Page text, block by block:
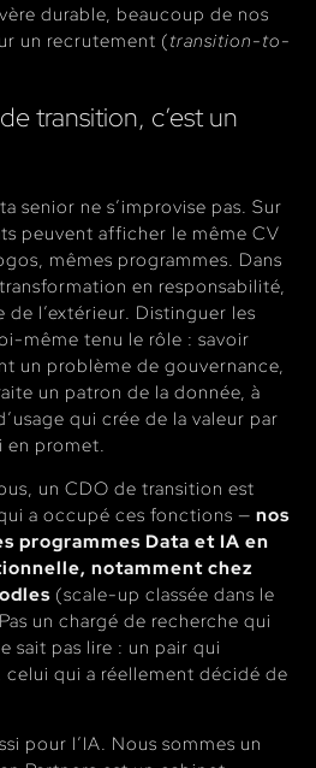
durable, beaucoup de nos
un recrutement (transition-to-
transition, c’est un
senior ne s’improvise pas. Sur
peuvent afficher le même CV
mêmes programmes. Dans
en responsabilité,
de l’extérieur. Distinguer les
même tenu le rôle : savoir
un problème de gouvernance,
un patron de la donnée, à
qui crée de la valeur par
en promet.
un CDO de transition est
a occupé ces fonctions — nos
programmes Data et IA en
notamment chez
(scale-up classée dans le
un chargé de recherche qui
sait pas lire : un pair qui
qui a réellement décidé de
pour l’IA. Nous sommes un